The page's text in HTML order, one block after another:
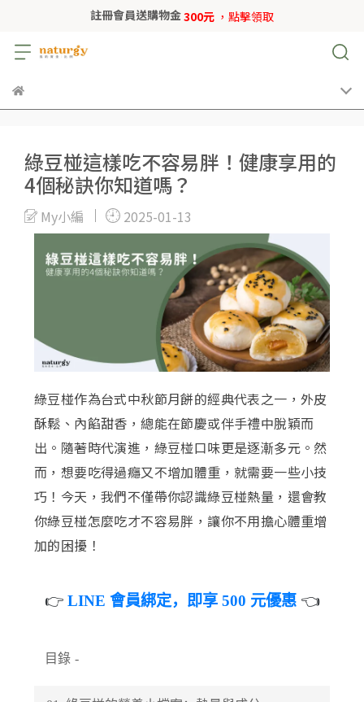
註冊會員送購物金300元 ，點擊領取
綠豆椪這樣吃不容易胖！健康享用的
4個秘訣你知道嗎？
My小編 2025-01-13
綠豆椪作為台式中秋節月餅的經典代表之一，外皮
酥鬆、內餡甜香，總能在節慶或伴手禮中脫穎而
出。隨著時代演進，綠豆椪口味更是逐漸多元。然
而，想要吃得過癮又不增加體重，就需要一些小技
巧！今天，我們不僅帶你認識綠豆椪熱量，還會教
你綠豆椪怎麼吃才不容易胖，讓你不用擔心體重增
加的困擾！
👉 LINE 會員綁定，即享 500 元優惠 👈
目錄 -